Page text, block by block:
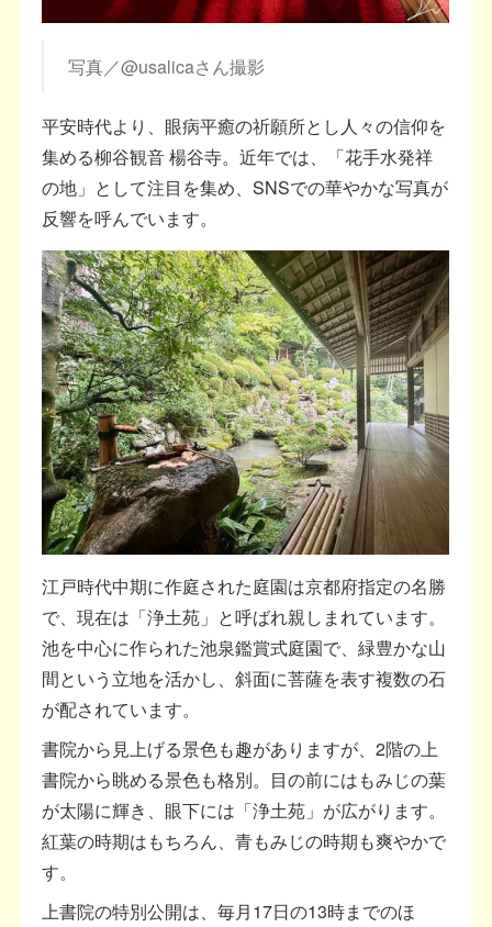
写真／@usalicaさん撮影
平安時代より、眼病平癒の祈願所とし人々の信仰を
集める柳谷観音 楊谷寺。近年では、「花手水発祥
の地」として注目を集め、SNSでの華やかな写真が
反響を呼んでいます。
江戸時代中期に作庭された庭園は京都府指定の名勝
で、現在は「浄土苑」と呼ばれ親しまれています。
池を中心に作られた池泉鑑賞式庭園で、緑豊かな山
間という立地を活かし、斜面に菩薩を表す複数の石
が配されています。
書院から見上げる景色も趣がありますが、2階の上
書院から眺める景色も格別。目の前にはもみじの葉
が太陽に輝き、眼下には「浄土苑」が広がります。
紅葉の時期はもちろん、青もみじの時期も爽やかで
す。
上書院の特別公開は、毎月17日の13時までのほ